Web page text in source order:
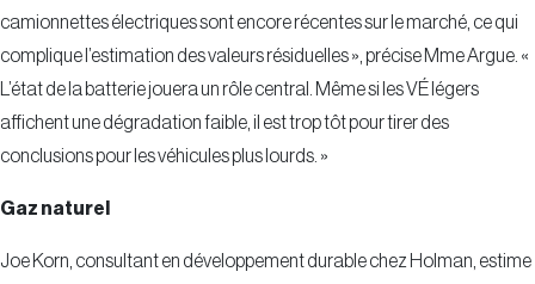
camionnettes électriques sont encore récentes sur le marché, ce qui
complique l’estimation des valeurs résiduelles », précise Mme Argue. «
L’état de la batterie jouera un rôle central. Même si les VÉ légers
affichent une dégradation faible, il est trop tôt pour tirer des
conclusions pour les véhicules plus lourds. »
Gaz naturel
Joe Korn, consultant en développement durable chez Holman, estime